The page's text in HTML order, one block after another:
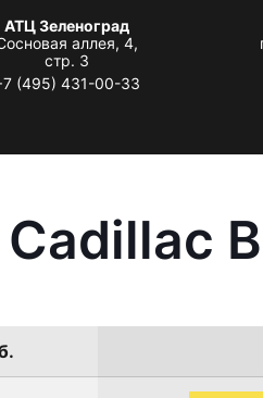
АТЦ Зеленоград
аллея, 4,
стр. 3
(495) 431-00-33